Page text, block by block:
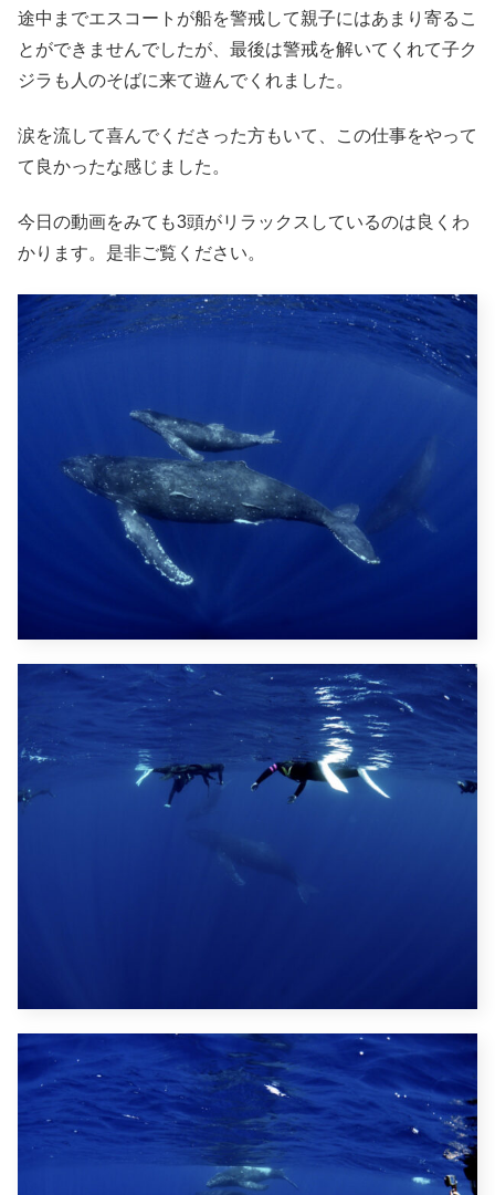
途中までエスコートが船を警戒して親子にはあまり寄るこ
とができませんでしたが、最後は警戒を解いてくれて子ク
ジラも人のそばに来て遊んでくれました。
涙を流して喜んでくださった方もいて、この仕事をやって
て良かったな感じました。
今日の動画をみても3頭がリラックスしているのは良くわ
かります。是非ご覧ください。